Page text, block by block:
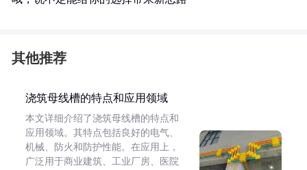
其他推荐
浇筑母线槽的特点和应用领域
本文详细介绍了浇筑母线槽的特点和
应用领域。其特点包括良好的电气、
机械、防火和防护性能。在应用上，
广泛用于商业建筑、工业厂房、医院